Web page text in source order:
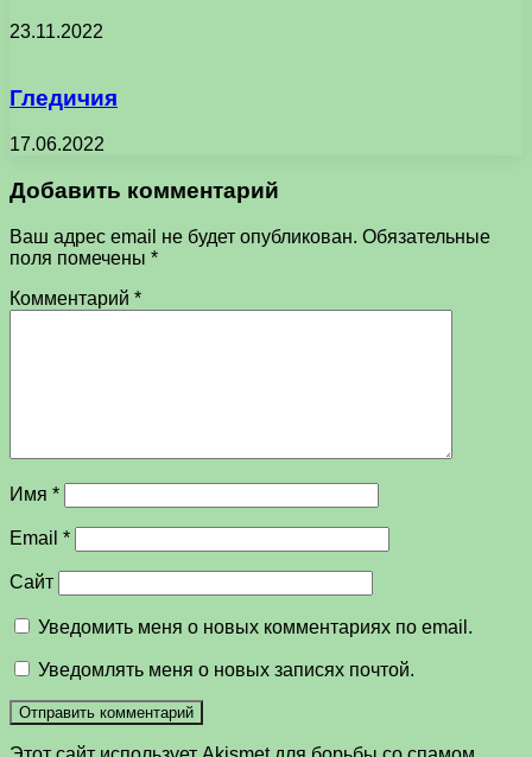
23.11.2022
Гледичия
17.06.2022
Добавить комментарий
Ваш адрес email не будет опубликован. Обязательные
поля помечены *
Комментарий *
Имя *
Email *
Сайт
Уведомить меня о новых комментариях по email.
Уведомлять меня о новых записях почтой.